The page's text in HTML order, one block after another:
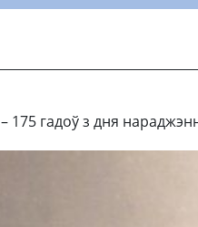
175 гадоў з дня